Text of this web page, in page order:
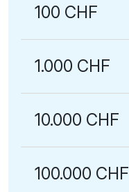
100 CHF
1.000 CHF
10.000 CHF
100.000 CHF